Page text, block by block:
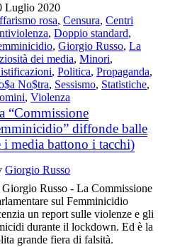
Luglio 2020
rosa,Censura,Centri
,Doppio standard,
,Giorgio Russo,La
dei media,Minori,
,Politica,Propaganda,
No$tra, Sessismo, Statistiche,
,Violenza
“Commissione
diffonde balle
i media battono i tacchi)
Giorgio Russo
Russo - La Commissione
sul Femminicidio
un report sulle violenze e gli
durante il lockdown. Ed è la
grande fiera di falsità.